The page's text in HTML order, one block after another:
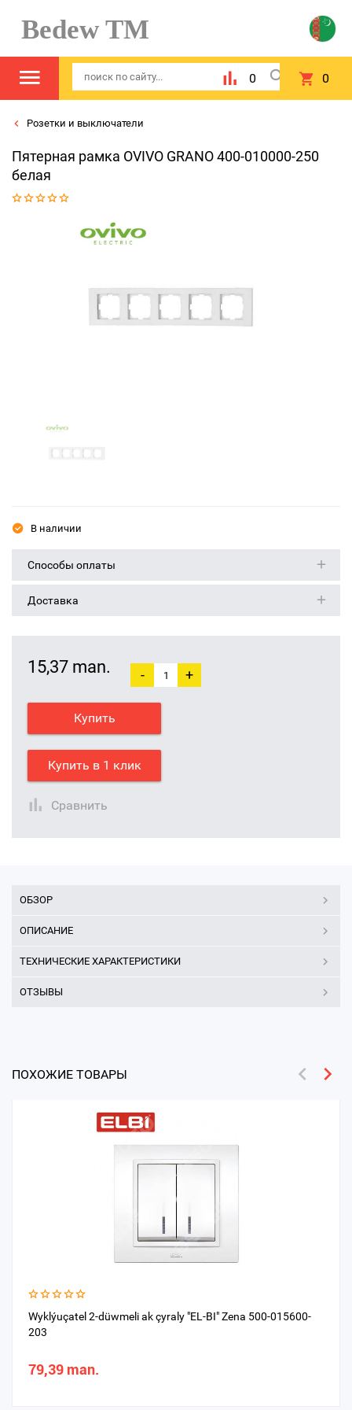
Bedew TM
0 0
Розетки и выключатели
Пятерная рамка OVIVO GRANO 400-010000-250
белая
В наличии
Способы оплаты
Доставка
15,37 man. - +
Купить
Купить в 1 клик
Сравнить
ОБЗОР
ОПИСАНИЕ
ТЕХНИЧЕСКИЕ ХАРАКТЕРИСТИКИ
ОТЗЫВЫ
ПОХОЖИЕ ТОВАРЫ
Wyklýuçatel 2-düwmeli ak çyraly "EL-BI" Zena 500-015600-
203
79,39 man.